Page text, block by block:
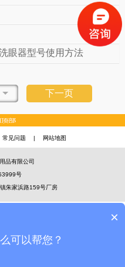
眼器型号使用方法
下一页
常见问题 | 网站地图
品有限公司
号
朱家浜路159号厂房
×
可以帮您？